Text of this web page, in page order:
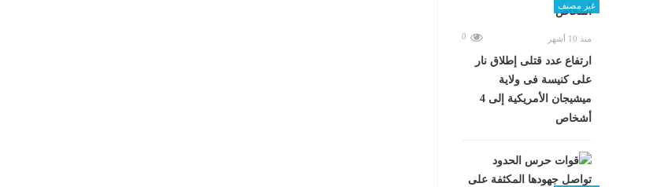
غير مصنف
منذ 10 أشهر 0
ارتفاع عدد قتلى إطلاق نار
على كنيسة فى ولاية
ميشيجان الأمريكية إلى 4
أشخاص